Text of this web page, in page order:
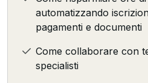
automatizzando
pagamenti e documenti
Come collaborare con
specialisti